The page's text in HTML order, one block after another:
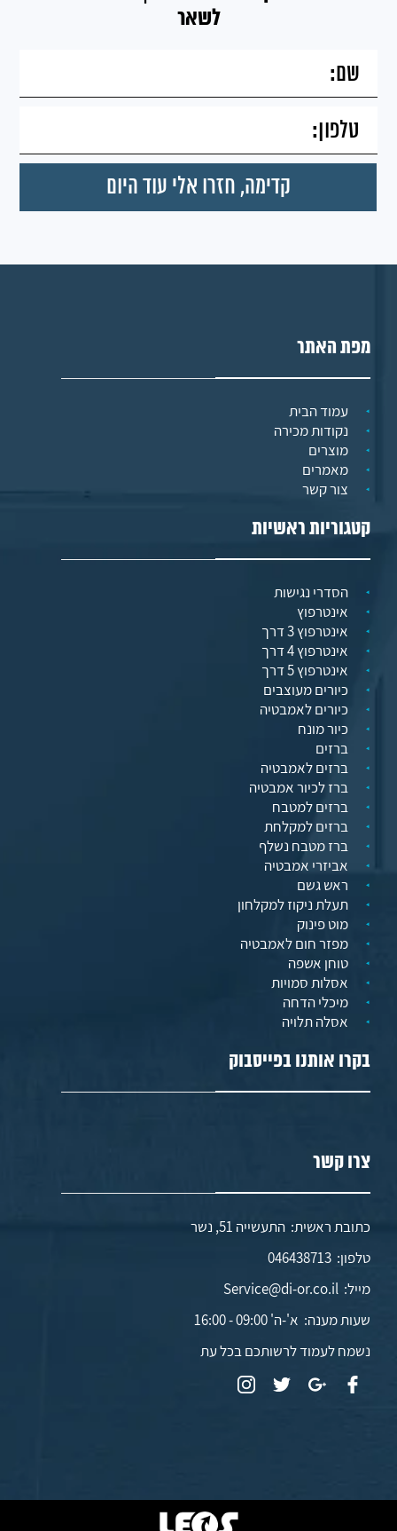
לשאר
מפת האתר
עמוד הבית
נקודות מכירה
מוצרים
מאמרים
צור קשר
קטגוריות ראשיות
הסדרי נגישות
אינטרפוץ
אינטרפוץ 3 דרך
אינטרפוץ 4 דרך
אינטרפוץ 5 דרך
כיורים מעוצבים
כיורים לאמבטיה
כיור מונח
ברזים
ברזים לאמבטיה
ברז לכיור אמבטיה
ברזים למטבח
ברזים למקלחת
ברז מטבח נשלף
אביזרי אמבטיה
ראש גשם
תעלת ניקוז למקלחון
מוט פינוק
מפזר חום לאמבטיה
טוחן אשפה
אסלות סמויות
מיכלי הדחה
אסלה תלויה
בקרו אותנו בפייסבוק
צרו קשר
כתובת ראשית: התעשייה 51, נשר
טלפון:046438713
מייל:Service@di-or.co.il
שעות מענה: א'-ה' 09:00 - 16:00
נשמח לעמוד לרשותכם בכל עת